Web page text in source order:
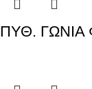
ΠΥΘ. ΓΩΝΙΑ